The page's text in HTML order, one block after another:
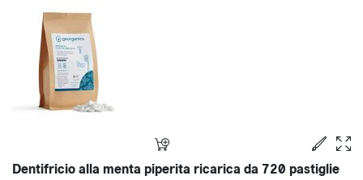
Dentifricio alla menta piperita ricarica da 720 pastiglie